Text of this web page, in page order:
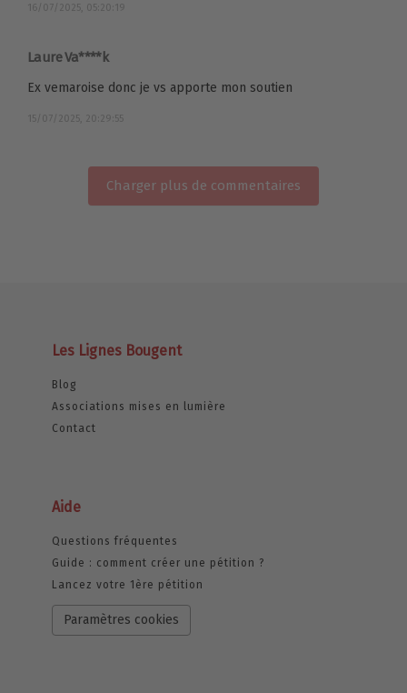
16/07/2025, 05:20:19
Laure Va****k
Ex vemaroise donc je vs apporte mon soutien
15/07/2025, 20:29:55
Charger plus de commentaires
Les Lignes Bougent
Blog
Associations mises en lumière
Contact
Aide
Questions fréquentes
Guide : comment créer une pétition ?
Lancez votre 1ère pétition
Paramètres cookies